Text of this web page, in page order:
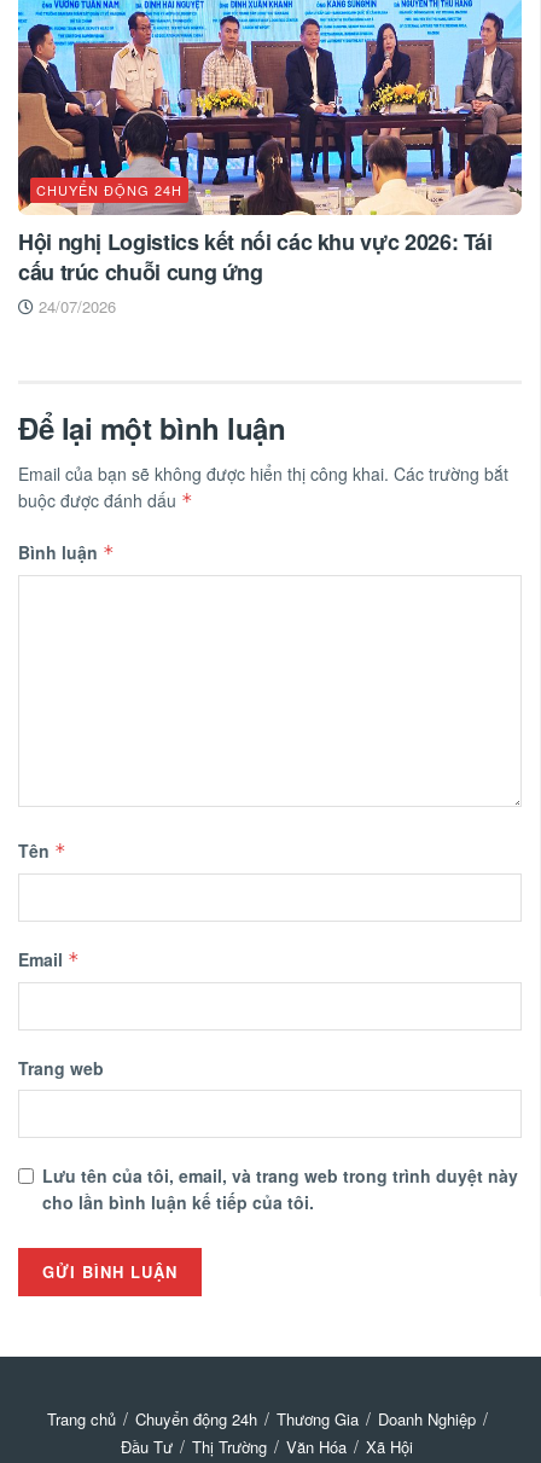
CHUYỂN ĐỘNG 24H
Hội nghị Logistics kết nối các khu vực 2026: Tái
cấu trúc chuỗi cung ứng
24/07/2026
Để lại một bình luận
Email của bạn sẽ không được hiển thị công khai. Các trường bắt
buộc được đánh dấu *
Bình luận *
Tên *
Email *
Trang web
Lưu tên của tôi, email, và trang web trong trình duyệt này
cho lần bình luận kế tiếp của tôi.
Trang chủ Chuyển động 24h Thương Gia
Doanh Nghiệp
Đầu Tư
Thị Trường Văn Hóa Xã Hội